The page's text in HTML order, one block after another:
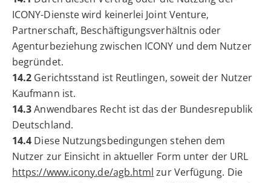
ICONY-Dienste wird keinerlei Joint Venture,
Partnerschaft, Beschäftigungsverhältnis oder
Agenturbeziehung zwischen ICONY und dem Nutzer
begründet.
14.2 Gerichtsstand ist Reutlingen, soweit der Nutzer
Kaufmann ist.
14.3Anwendbares Recht ist das der Bundesrepublik
Deutschland.
14.4 Diese Nutzungsbedingungen stehen dem
Nutzer zur Einsicht in aktueller Form unter der URL
https://www.icony.de/agb.html zur Verfügung. Die